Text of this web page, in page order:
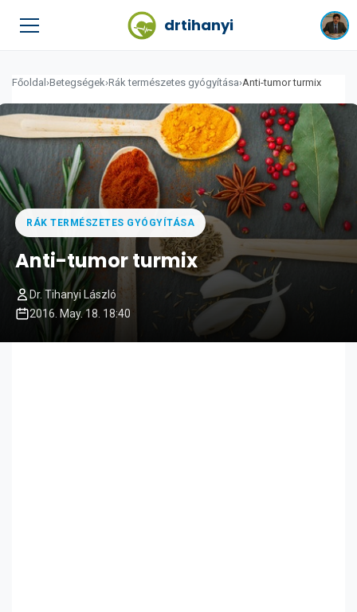
drtihanyi
Főoldal ›Betegségek›Rák természetes gyógyítása›Anti-tumor turmix
RÁK TERMÉSZETES GYÓGYÍTÁSA
Anti-tumor turmix
Dr. Tihanyi László
2016. May. 18. 18:40